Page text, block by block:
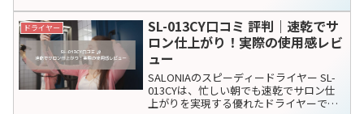
と言われ、多くのユーザーに支持されて
います。こ...
ReFa STRAIGHT IRON PRO評判
｜実際の口コミと効果を徹底解
析！
ストレートヘアを手軽に作れるストレー
トアイロンですが、「ダメージが気にな
る」「ツヤが出るものが欲しい」「本当
に効果があるの？」と悩む方も多いので